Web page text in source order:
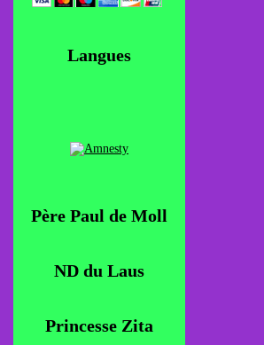
Langues
Père Paul de Moll
ND du Laus
Princesse Zita